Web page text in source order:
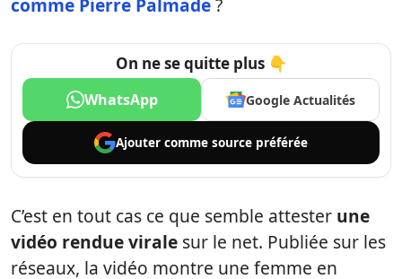
comme Pierre Palmade?
On ne se quitte plus 👇
WhatsApp Google Actualités
Ajouter comme source préférée
C’est en tout cas ce que semble attester une
vidéo rendue virale sur le net. Publiée sur les
réseaux, la vidéo montre une femme en